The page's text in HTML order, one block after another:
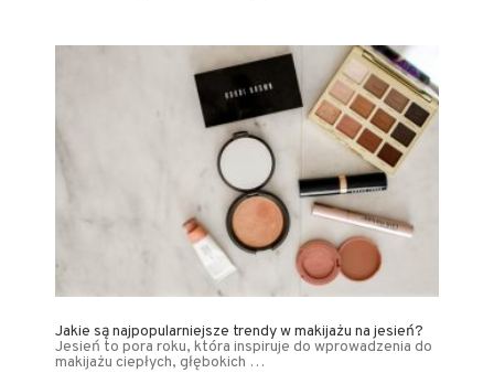
Jakie są najpopularniejsze trendy w makijażu na jesień?
Jesień to pora roku, która inspiruje do wprowadzenia do
makijażu ciepłych, głębokich …